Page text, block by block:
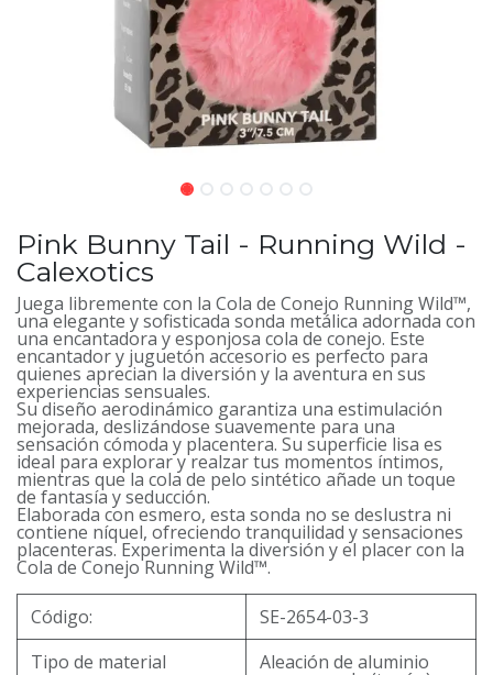
Pink Bunny Tail - Running Wild -
Calexotics
Juega libremente con la Cola de Conejo Running Wild™,
una elegante y sofisticada sonda metálica adornada con
una encantadora y esponjosa cola de conejo. Este
encantador y juguetón accesorio es perfecto para
quienes aprecian la diversión y la aventura en sus
experiencias sensuales.
Su diseño aerodinámico garantiza una estimulación
mejorada, deslizándose suavemente para una
sensación cómoda y placentera. Su superficie lisa es
ideal para explorar y realzar tus momentos íntimos,
mientras que la cola de pelo sintético añade un toque
de fantasía y seducción.
Elaborada con esmero, esta sonda no se deslustra ni
contiene níquel, ofreciendo tranquilidad y sensaciones
placenteras. Experimenta la diversión y el placer con la
Cola de Conejo Running Wild™.
Código:
SE-2654-03-3
Tipo de material
Aleación de aluminio